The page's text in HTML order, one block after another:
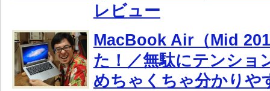
レビュー
MacBook Air（Mid
た！／無駄にテンショ
めちゃくちゃ分かりや